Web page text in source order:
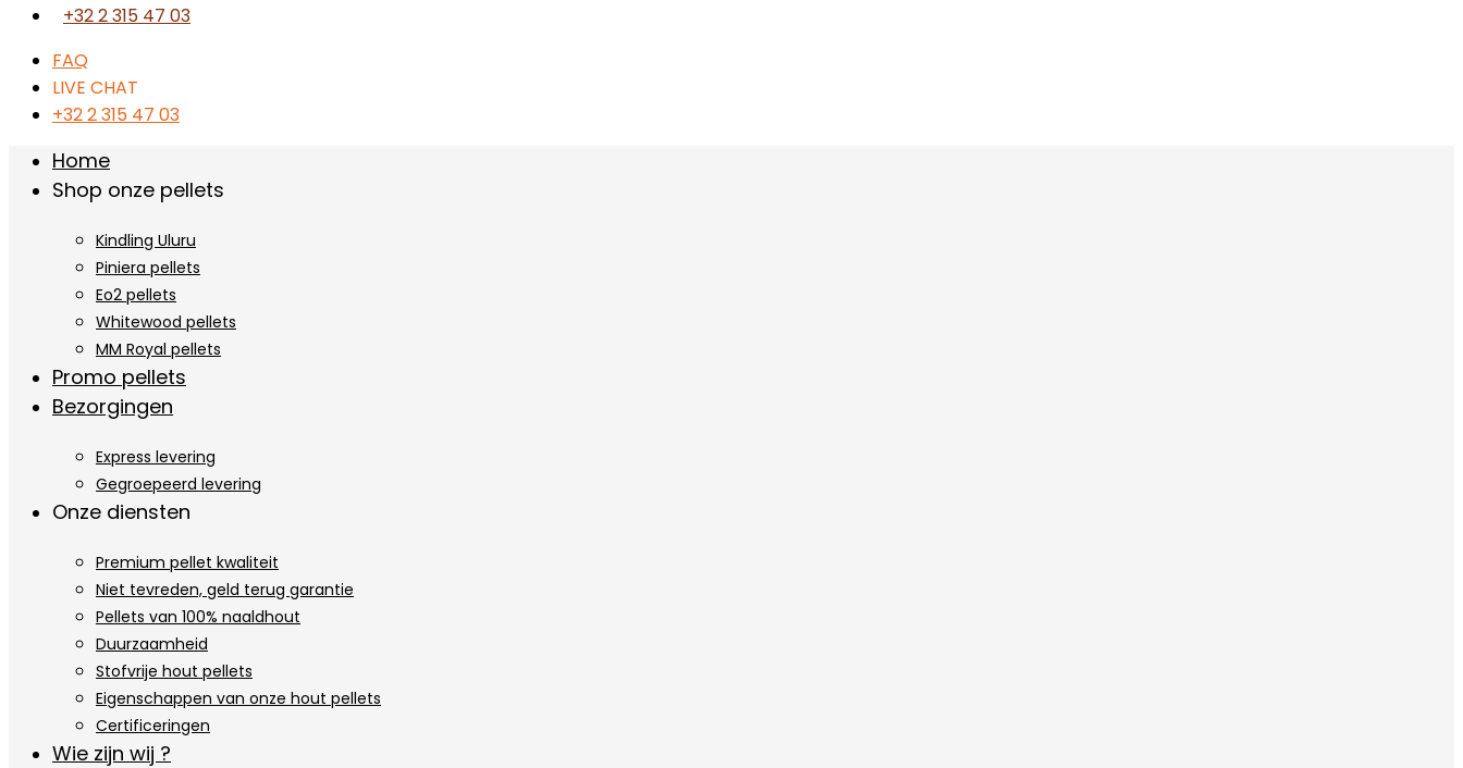
+32 2 315 47 03
FAQ
LIVE CHAT
+32 2 315 47 03
Home
Shop onze pellets
Kindling Uluru
Piniera pellets
Eo2 pellets
Whitewood pellets
MM Royal pellets
Promo pellets
Bezorgingen
Express levering
Gegroepeerd levering
Onze diensten
Premium pellet kwaliteit
Niet tevreden, geld terug garantie
Pellets van 100% naaldhout
Duurzaamheid
Stofvrije hout pellets
Eigenschappen van onze hout pellets
Certificeringen
Wie zijn wij ?